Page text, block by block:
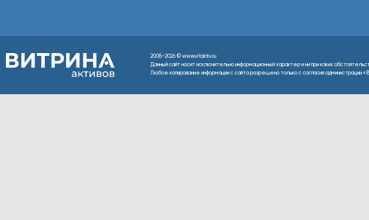
2008-2026 © www.vitaktiv.ru
Данный сайт носит исключительно информационный характер и ни при каких
Любое копирование информации с сайта разрешено только с согласия администрации